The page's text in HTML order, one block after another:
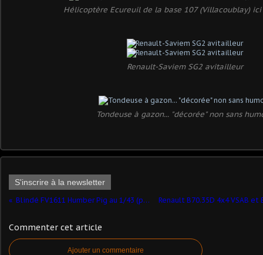
Hélicoptère Ecureuil de la base 107 (Villacoublay) ici
Renault-Saviem SG2 avitailleur
Tondeuse à gazon... "décorée" non sans
S'inscrire à la newsletter
Blindé FV1611 Humber Pig au 1/43 (par Kamal)
Commenter cet article
Ajouter un commentaire